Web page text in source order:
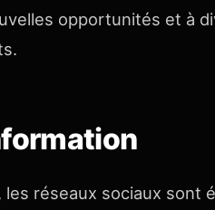
opportunités et à
réseaux sociaux sont